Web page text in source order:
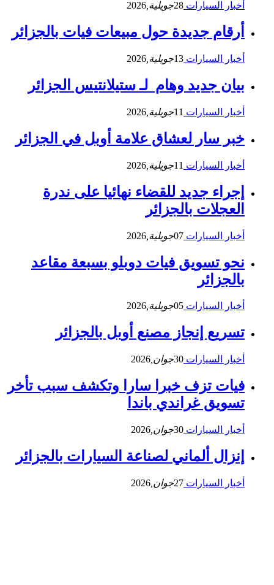
أخبار السيارات 28جويلية, 2026
أرقام جديدة حول مبيعات فيات بالجزائر
أخبار السيارات 13جويلية, 2026
بيان جديد وهام لـ ستيلانتيس الجزائر
أخبار السيارات 11جويلية, 2026
خبر سار لعشاق علامة أوبل في الجزائر
أخبار السيارات 11جويلية, 2026
إجراء جديد للقضاء نهائيا على ندرة
العجلات بالجزائر
أخبار السيارات 07جويلية, 2026
نحو تسويق فيات دوبلو بسبعة مقاعد
بالجزائر
أخبار السيارات 05جويلية,2026
تسريع إنجاز مصنع أوبل بالجزائر
أخبار السيارات 30جوان, 2026
فيات تزف خبرا سارا وتكشف سبب تأخر
تسويق غراندي باندا
أخبار السيارات 30جوان, 2026
إنزال ألماني لصناعة السيارات بالجزائر
أخبار السيارات 27جوان, 2026